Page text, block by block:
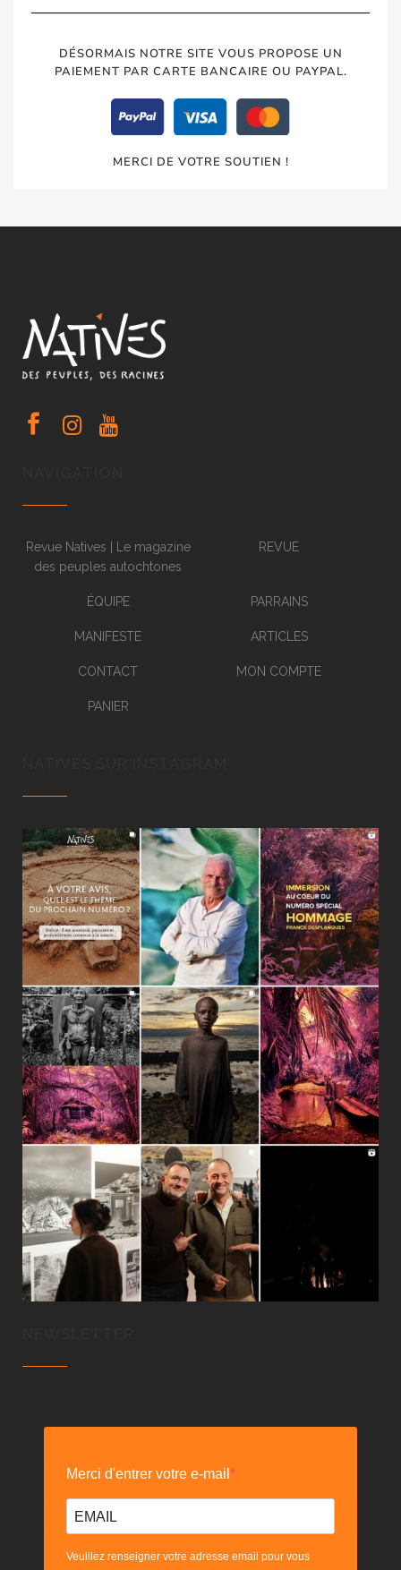
DÉSORMAIS NOTRE SITE VOUS PROPOSE UN
PAIEMENT PAR CARTE BANCAIRE OU PAYPAL.
MERCI DE VOTRE SOUTIEN !
Revue Natives | Le magazine
des peuples autochtones
REVUE
ÉQUIPE PARRAINS
MANIFESTE ARTICLES
CONTACT MON COMPTE
PANIER
Merci d'entrer votre e-mail
Veuillez renseigner votre adresse email pour vous